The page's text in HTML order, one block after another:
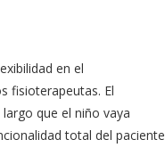
en el
fisioterapeutas. El
que el niño vaya
total del paciente